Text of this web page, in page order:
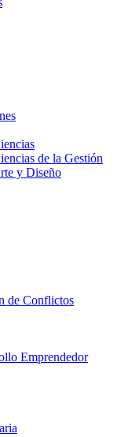
de la Gestión
y Diseño
de Conflictos
Emprendedor